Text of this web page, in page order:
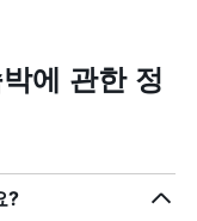
에 관한 정
?